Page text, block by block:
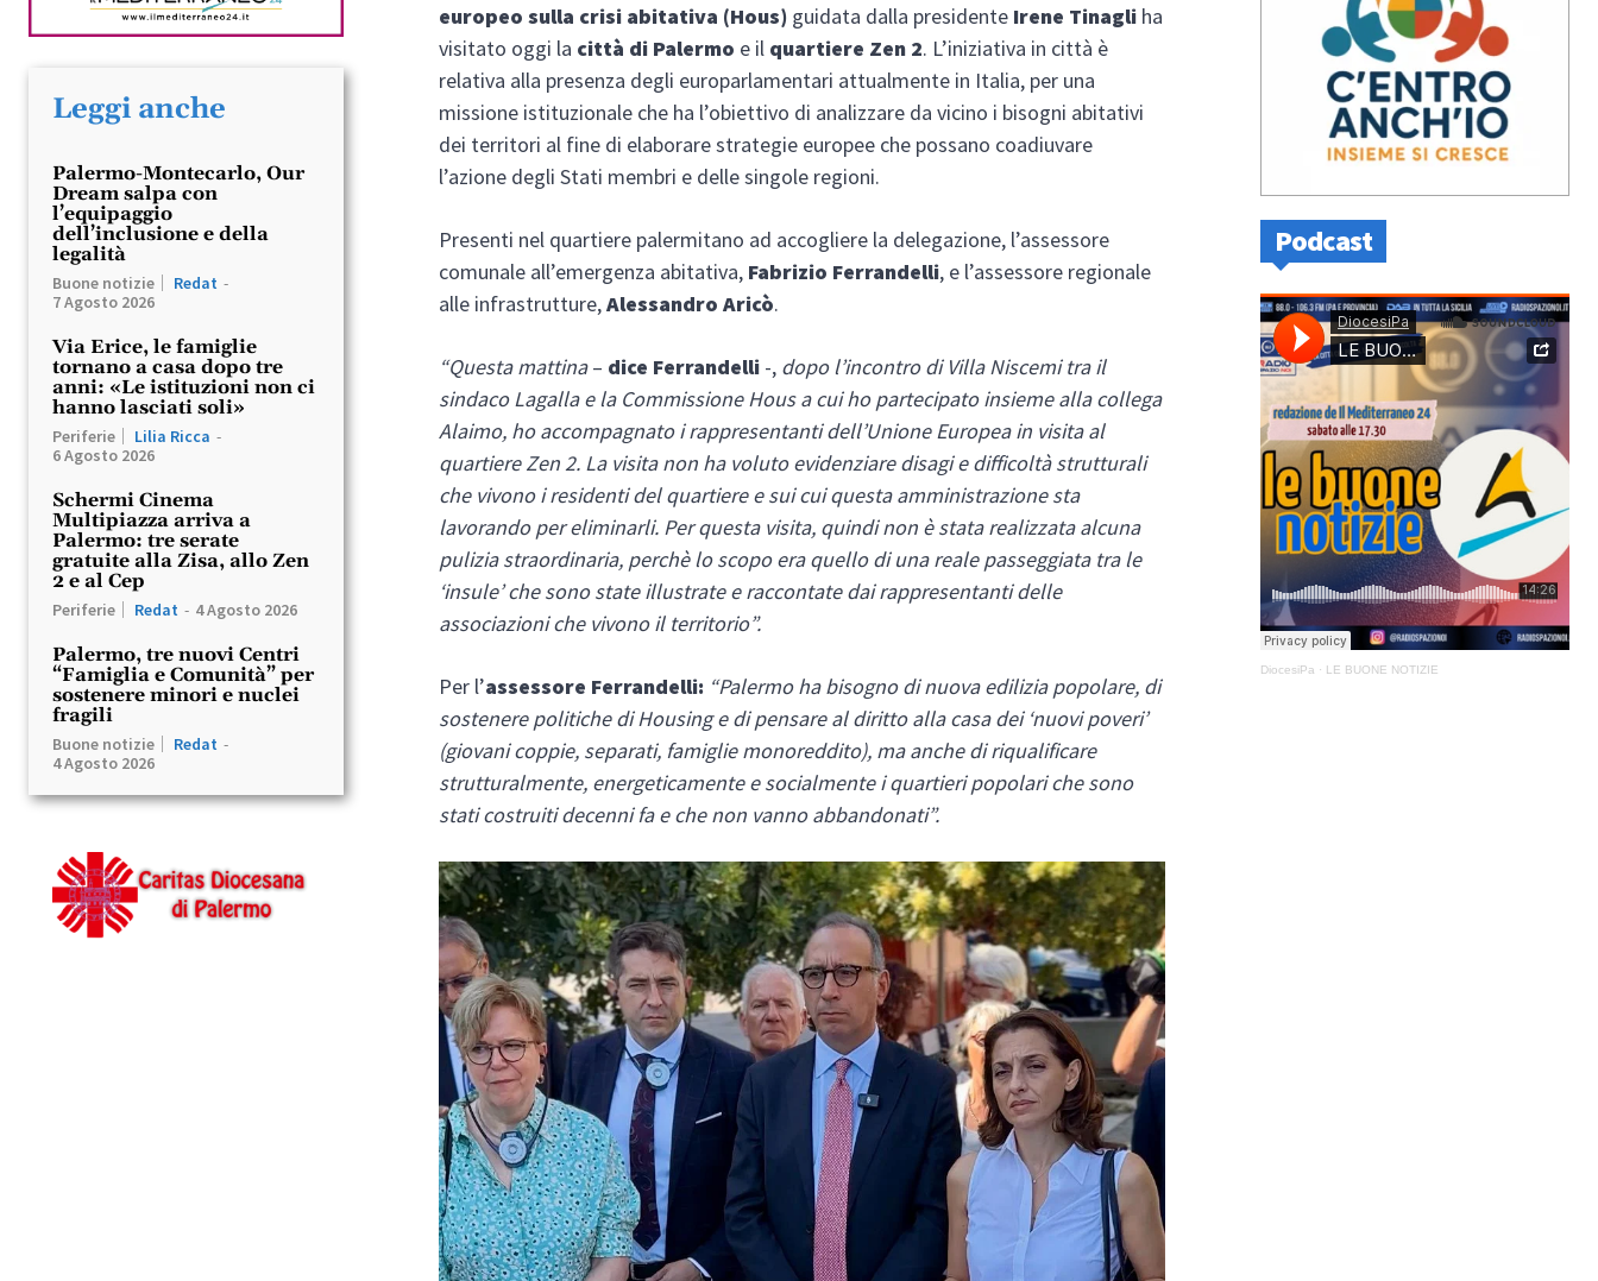
Leggi anche
Palermo-Montecarlo, Our
Dream salpa con
l’equipaggio
dell’inclusione e della
legalità
Buone notizie Redat -
7 Agosto 2026
Via Erice, le famiglie
tornano a casa dopo tre
anni: «Le istituzioni non ci
hanno lasciati soli»
Periferie Lilia Ricca -
6 Agosto 2026
Schermi Cinema
Multipiazza arriva a
Palermo: tre serate
gratuite alla Zisa, allo Zen
2 e al Cep
Periferie Redat - 4 Agosto 2026
Palermo, tre nuovi Centri
“Famiglia e Comunità” per
sostenere minori e nuclei
fragili
Buone notizie Redat -
4 Agosto 2026
europeo sulla crisi abitativa (Hous) guidata dalla presidente Irene Tinagli ha
visitato oggi la città di Palermo e il quartiere Zen 2. L’iniziativa in città è
relativa alla presenza degli europarlamentari attualmente in Italia, per una
missione istituzionale che ha l’obiettivo di analizzare da vicino i bisogni abitativi
dei territori al fine di elaborare strategie europee che possano coadiuvare
l’azione degli Stati membri e delle singole regioni.
Presenti nel quartiere palermitano ad accogliere la delegazione, l’assessore
comunale all’emergenza abitativa, Fabrizio Ferrandelli, e l’assessore regionale
alle infrastrutture,Alessandro Aricò.
“Questa mattina– dice Ferrandelli -, dopo l’incontro di Villa Niscemi tra il
sindaco Lagalla e la Commissione Hous a cui ho partecipato insieme alla collega
Alaimo, ho accompagnato i rappresentanti dell’Unione Europea in visita al
quartiere Zen 2. La visita non ha voluto evidenziare disagi e difficoltà strutturali
che vivono i residenti del quartiere e sui cui questa amministrazione sta
lavorando per eliminarli. Per questa visita, quindi non è stata realizzata alcuna
pulizia straordinaria, perchè lo scopo era quello di una reale passeggiata tra le
‘insule’ che sono state illustrate e raccontate dai rappresentanti delle
associazioni che vivono il territorio”.
Per l’assessore Ferrandelli: “Palermo ha bisogno di nuova edilizia popolare, di
sostenere politiche di Housing e di pensare al diritto alla casa dei ‘nuovi poveri’
(giovani coppie, separati, famiglie monoreddito), ma anche di riqualificare
strutturalmente, energeticamente e socialmente i quartieri popolari che sono
stati costruiti decenni fa e che non vanno abbandonati”.
Podcast
DiocesiPa · LE BUONE NOTIZIE